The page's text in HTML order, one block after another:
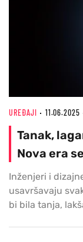
UREĐAJI 11.06.2025
Tanak,
Nova era
Inženjeri i
usavršavaju
bi bila tanja,